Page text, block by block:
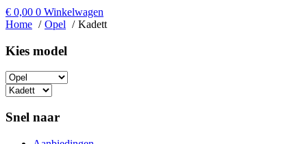
€ 0,00 0 Winkelwagen
Home
Opel Kadett
Kies model​
Snel naar